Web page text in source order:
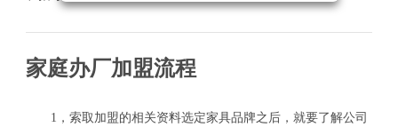
家庭办厂加盟流程
1，索取加盟的相关资料选定家具品牌之后，就要了解公司